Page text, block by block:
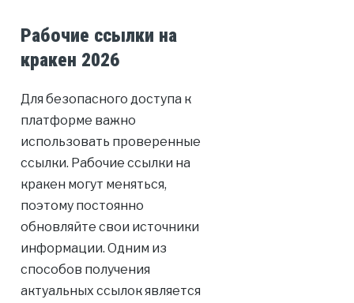
Рабочие ссылки на
кракен 2026
Для безопасного доступа к
платформе важно
использовать проверенные
ссылки. Рабочие ссылки на
кракен могут меняться,
поэтому постоянно
обновляйте свои источники
информации. Одним из
способов получения
актуальных ссылок является